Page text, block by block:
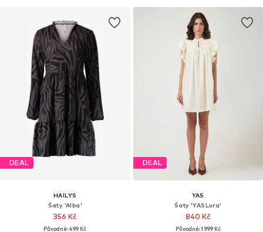
DEAL
HAILYS
Šaty 'Alba'
356 Kč
Původně: 499 Kč
DEAL
YAS
Šaty 'YASLura'
840 Kč
Původně: 1 999 Kč